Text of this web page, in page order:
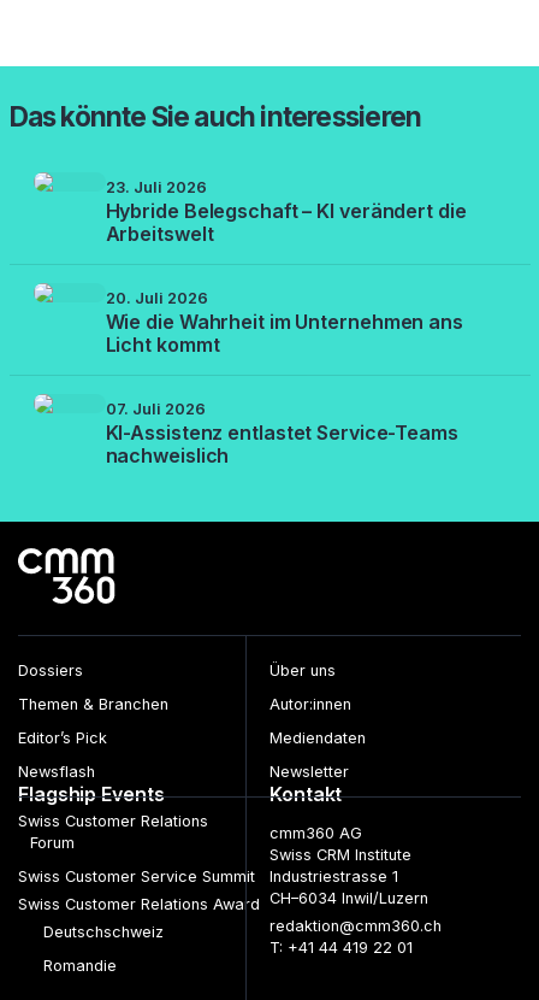
Das könnte Sie auch interessieren
23. Juli 2026
Hybride Belegschaft – KI verändert die
Arbeitswelt
20. Juli 2026
Wie die Wahrheit im Unternehmen ans
Licht kommt
07. Juli 2026
KI-Assistenz entlastet Service-Teams
nachweislich
Dossiers
Themen & Branchen
Editor’s Pick
Newsflash
Über uns
Autor:innen
Mediendaten
Newsletter
Flagship Events
Swiss Customer Relations
Forum
Swiss Customer Service Summit
Swiss Customer Relations Award
Deutschschweiz
Romandie
Kontakt
cmm360 AG
Swiss CRM Institute
Industriestrasse 1
CH–6034 Inwil/Luzern
redaktion@cmm360.ch
T: +41 44 419 22 01